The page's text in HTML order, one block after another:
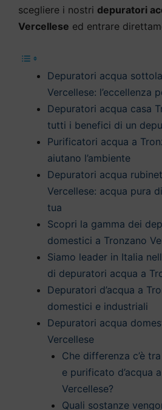
scegliere i nostri depuratori
Vercellese ed entrare
Depuratori acqua
Vercellese: l’eccellenza
Depuratori acqua casa
tutti i benefici di un
Purificatori acqua a
aiutano l’ambiente
Depuratori acqua
Vercellese: acqua pura
tua
Scopri la gamma dei
domestici a Tronzano
Siamo leader in Italia
di depuratori acqua a
Depuratori d’acqua a
domestici e industriali
Depuratori acqua
Vercellese
Che differenza c’è
e purificato d’acqua
Vercellese?
Quali sostanze